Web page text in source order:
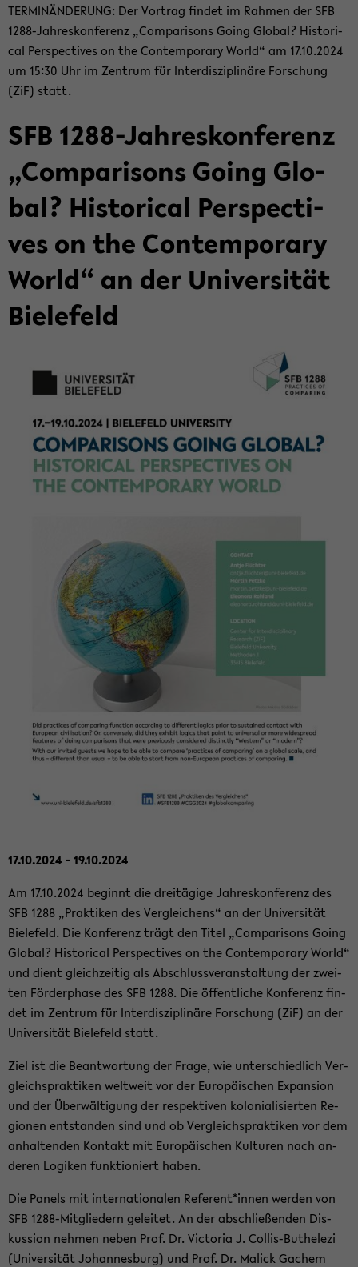
TER­MIN­ÄN­DE­RUNG: Der Vor­trag fin­det im Rah­men der SFB
1288-​Jahreskonferenz „Com­pa­ri­sons Going Glo­bal? His­to­ri­
cal Per­spec­ti­ves on the Con­tem­pora­ry World“ am 17.10.2024
um 15:30 Uhr im Zen­trum für In­ter­dis­zi­pli­nä­re For­schung
(ZiF) statt.
SFB 1288-​Jahreskonferenz
„Com­pa­ri­sons Going Glo­
bal? His­to­ri­cal Per­spec­ti­
ves on the Con­tem­pora­ry
World“ an der Uni­ver­si­tät
Bie­le­feld
17.10.2024 - 19.10.2024
Am 17.10.2024 be­ginnt die drei­tä­gi­ge Jah­res­kon­fe­renz des
SFB 1288 „Prak­ti­ken des Ver­glei­chens“ an der Uni­ver­si­tät
Bie­le­feld. Die Kon­fe­renz trägt den Titel „Com­pa­ri­sons Going
Glo­bal? His­to­ri­cal Per­spec­ti­ves on the Con­tem­pora­ry World“
und dient gleich­zei­tig als Ab­schluss­ver­an­stal­tung der zwei­
ten För­der­pha­se des SFB 1288. Die öf­fent­li­che Kon­fe­renz fin­
det im Zen­trum für In­ter­dis­zi­pli­nä­re For­schung (ZiF) an der
Uni­ver­si­tät Bie­le­feld statt.
Ziel ist die Be­ant­wor­tung der Frage, wie un­ter­schied­lich Ver­
gleichs­prak­ti­ken welt­weit vor der Eu­ro­päi­schen Ex­pan­si­on
und der Über­wäl­ti­gung der re­spek­ti­ven ko­lo­nia­li­sier­ten Re­
gio­nen ent­stan­den sind und ob Ver­gleichs­prak­ti­ken vor dem
an­hal­ten­den Kon­takt mit Eu­ro­päi­schen Kul­tu­ren nach an­
de­ren Lo­gi­ken funk­tio­niert haben.
Die Pa­nels mit in­ter­na­tio­na­len Re­fe­rent*innen wer­den von
SFB 1288-​Mitgliedern ge­lei­tet. An der ab­schlie­ßen­den Dis­
kus­si­on neh­men neben Prof. Dr. Vic­to­ria J. Collis-​Buthelezi
(Uni­ver­si­tät Jo­han­nes­burg) und Prof. Dr. Malick Ga­chem